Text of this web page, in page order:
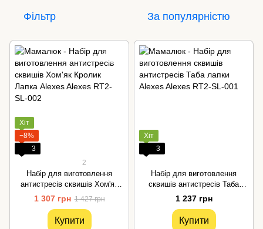
Фільтр За популярністю
Хіт
−8%
3
2
Набір для виготовлення
антистресів сквишів Хом'як
Кролик Лапка Alexes
1 307 грн 1 427 грн
Купити
Хіт
3
Набір для виготовлення
сквишів антистресів Таба
лапки Alexes
1 237 грн
Купити